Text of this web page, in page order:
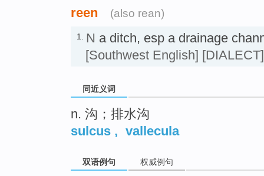
reen (also rean)
1. N a ditch, esp a drainage
[Southwest English] [DIALECT]
同近义词
n. 沟；排水沟
sulcus , vallecula
双语例句 权威例句